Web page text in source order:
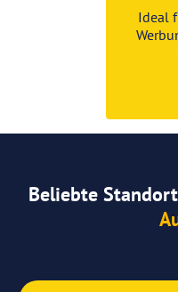
Ideal
Beliebte